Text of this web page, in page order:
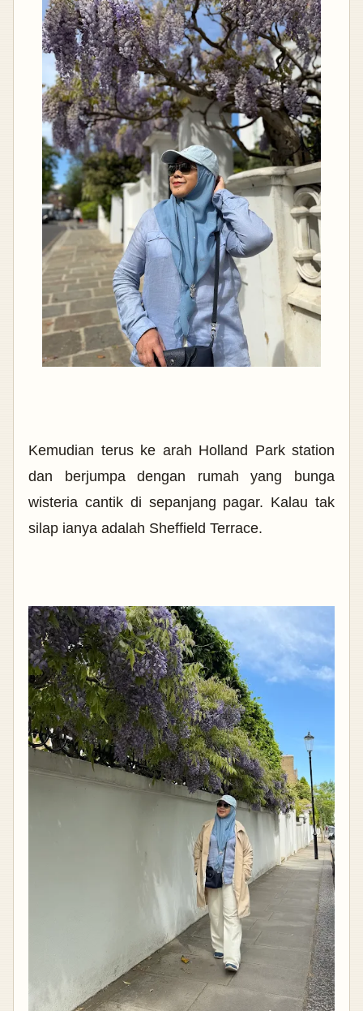
Kemudian terus ke arah Holland Park station
dan berjumpa dengan rumah yang bunga
wisteria cantik di sepanjang pagar. Kalau tak
silap ianya adalah Sheffield Terrace.